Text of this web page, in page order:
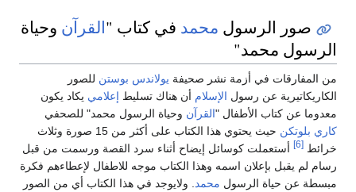
صور الرسول محمد في كتاب "القرآن وحياة
الرسول محمد"
من المفارقات في أزمة نشر صحيفة يولاندس بوستن للصور
الكاريكاتيرية عن رسول الإسلام أن هناك تسليط إعلامي يكاد يكون
معدوما عن كتاب الأطفال "القرآن وحياة الرسول محمد" للصحفي
كاري بلوتكن
حيث يحتوي هذا الكتاب على أكثر من 15 صورة وثلاث
خرائط [6]
أستعملت كوسائل إيضاح أثناء سرد القصة ورسمت من قبل
رسام لم يقبل بإعلان اسمه وهذا الكتاب موجه للاطفال لإعطاءهم فكرة
مبسطة عن حياة الرسول محمد . ولايوجد في هذا الكتاب أي من الصور